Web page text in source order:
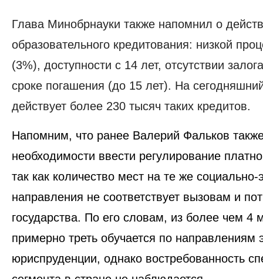
Глава Минобрнауки также напомнил о
образовательного кредитования: низкой
(3%), доступности с 14 лет, отсутствии
сроке погашения (до 15 лет). На
действует более 230 тысяч таких кредитов.
Напомним, что ранее Валерий Фальков
необходимости ввести регулирование
так как количество мест на те же социально-
направления не соответствует вызовам и
государства. По его словам, из более чем 4
примерно треть обучается по направлениям
юриспруденции, однако востребованность